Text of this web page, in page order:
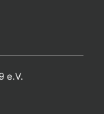
e.V.